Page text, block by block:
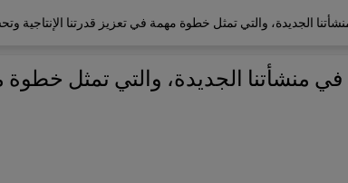
الجديدة، والتي تمثل خطوة مهمة في تعزيز قدرتنا الإنتاجية
منشأتنا الجديدة، والتي تمثل خطوة